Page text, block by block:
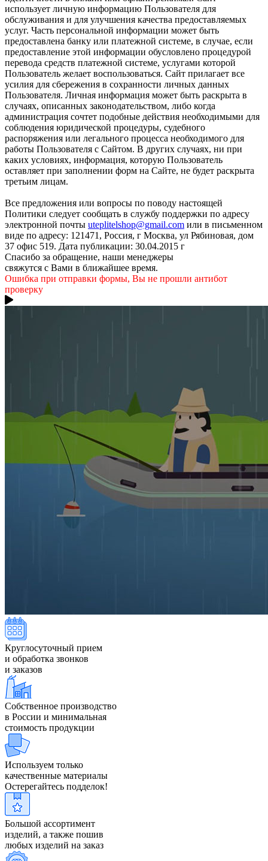
использует личную информацию Пользователя для
обслуживания и для улучшения качества предоставляемых
услуг. Часть персональной информации может быть
предоставлена банку или платежной системе, в случае, если
предоставление этой информации обусловлено процедурой
перевода средств платежной системе, услугами которой
Пользователь желает воспользоваться. Сайт прилагает все
усилия для сбережения в сохранности личных данных
Пользователя. Личная информация может быть раскрыта в
случаях, описанных законодательством, либо когда
администрация сочтет подобные действия необходимыми для
соблюдения юридической процедуры, судебного
распоряжения или легального процесса необходимого для
работы Пользователя с Сайтом. В других случаях, ни при
каких условиях, информация, которую Пользователь
оставляет при заполнении форм на Сайте, не будет раскрыта
третьим лицам.
Все предложения или вопросы по поводу настоящей
Политики следует сообщать в службу поддержки по адресу
электронной почты uteplitelshop@gmail.com или в письменном
виде по адресу: 121471, Россия, г Москва, ул Рябиновая, дом
37 офис 519. Дата публикации: 30.04.2015 г
Спасибо за обращение, наши менеджеры
свяжутся с Вами в ближайшее время.
Ошибка при отправки формы, Вы не прошли антибот
проверку
Круглосуточный прием
и обработка звонков
и заказов
Собственное производство
в России и минимальная
стоимость продукции
Используем только
качественные материалы
Остерегайтесь подделок!
Большой ассортимент
изделий, а также пошив
любых изделий на заказ